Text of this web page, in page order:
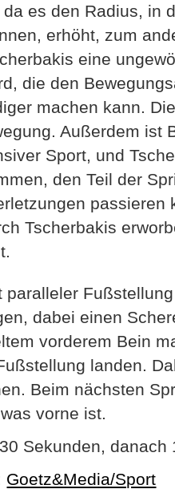
es den Radius, in
erhöht, zum
eine
die den
machen kann.
Außerdem ist
Sport, und
den Teil der
passieren
Tscherbakis
paralleler
dabei einen
vorderem Bein
landen.
Beim nächsten
vorne ist.
Sekunden, danach
Goetz&Media/Sport